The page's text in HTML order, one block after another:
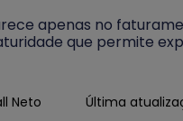
apenas no
que permite
Neto Última